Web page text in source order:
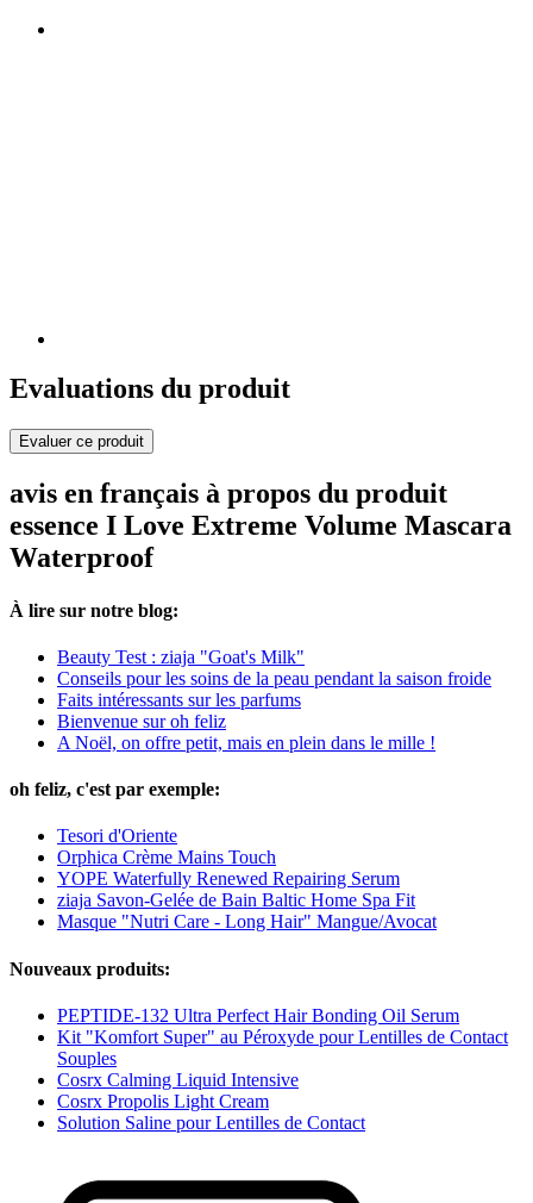
Evaluations du produit
Evaluer ce produit
avis en français à propos du produit
essence I Love Extreme Volume Mascara
Waterproof
À lire sur notre blog:
Beauty Test : ziaja "Goat's Milk"
Conseils pour les soins de la peau pendant la saison froide
Faits intéressants sur les parfums
Bienvenue sur oh feliz
A Noël, on offre petit, mais en plein dans le mille !
oh feliz, c'est par exemple:
Tesori d'Oriente
Orphica Crème Mains Touch
YOPE Waterfully Renewed Repairing Serum
ziaja Savon-Gelée de Bain Baltic Home Spa Fit
Masque "Nutri Care - Long Hair" Mangue/Avocat
Nouveaux produits:
PEPTIDE-132 Ultra Perfect Hair Bonding Oil Serum
Kit "Komfort Super" au Péroxyde pour Lentilles de Contact
Souples
Cosrx Calming Liquid Intensive
Cosrx Propolis Light Cream
Solution Saline pour Lentilles de Contact